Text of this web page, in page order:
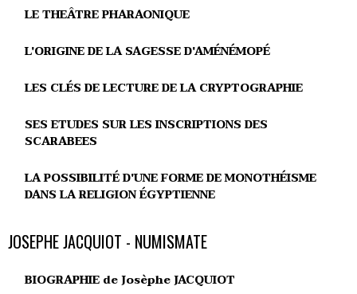
LE THEÂTRE PHARAONIQUE
L'ORIGINE DE LA SAGESSE D'AMÉNÉMOPÉ
LES CLÉS DE LECTURE DE LA CRYPTOGRAPHIE
SES ETUDES SUR LES INSCRIPTIONS DES
SCARABEES
LA POSSIBILITÉ D'UNE FORME DE MONOTHÉISME
DANS LA RELIGION ÉGYPTIENNE
JOSEPHE JACQUIOT - NUMISMATE
BIOGRAPHIE de Josèphe JACQUIOT